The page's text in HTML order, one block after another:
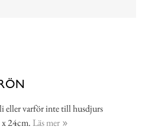
eller varför inte till husdjurs
24cm. Läs mer